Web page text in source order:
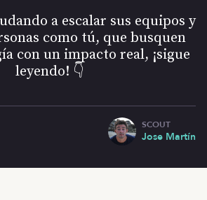
a escalar sus equipos y
como tú, que busquen
con un impacto real, ¡sigue
leyendo! 👇
SCOUT
Jose Martín